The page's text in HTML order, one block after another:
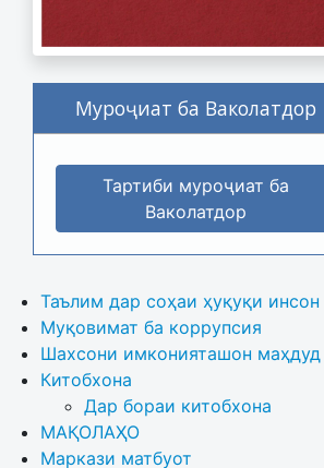
Муроҷиат ба Ваколатдор
Тартиби муроҷиат ба
Ваколатдор
Таълим дар соҳаи ҳуқуқи инсон
Муқовимат ба коррупсия
Шахсони имконияташон маҳдуд
Китобхона
Дар бораи китобхона
МАҚОЛАҲО
Маркази матбуот